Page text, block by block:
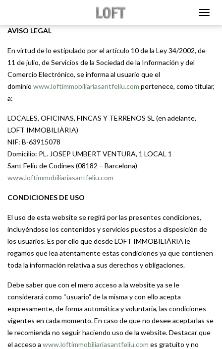
AVISO LEGAL
En virtud de lo estipulado por el artículo 10 de la Ley 34/2002, de
11 de julio, de Servicios de la Sociedad de la Información y del
Comercio Electrónico, se informa al usuario que el
dominio www.loftimmobiliariasantfeliu.com pertenece, como titular,
a:
LOCALES, OFICINAS, FINCAS Y TERRENOS SL (en adelante,
LOFT IMMOBILIÀRIA)
NIF: B-63915078
Domicilio: PL. JOSEP UMBERT VENTURA, 1 LOCAL 1
Sant Feliu de Codines (08182 – Barcelona)
www.loftimmobiliariasantfeliu.com
CONDICIONES DE USO
El uso de esta website se regirá por las presentes condiciones,
incluyéndose los contenidos y servicios puestos a disposición de
los usuarios. Es por ello que desde LOFT IMMOBILIÀRIA le
rogamos que lea atentamente estas condiciones ya que contienen
toda la información relativa a sus derechos y obligaciones.
Debe saber que con el mero acceso a la website ya se le
considerará como “usuario” de la misma y con ello acepta
expresamente, de forma automática y voluntaria, las condiciones
vigentes en cada momento. En caso de que no desee aceptarlas se
le recomienda no seguir haciendo uso de la website. Destacar que
el acceso a www.loftimmobiliariasantfeliu.com es gratuito y no